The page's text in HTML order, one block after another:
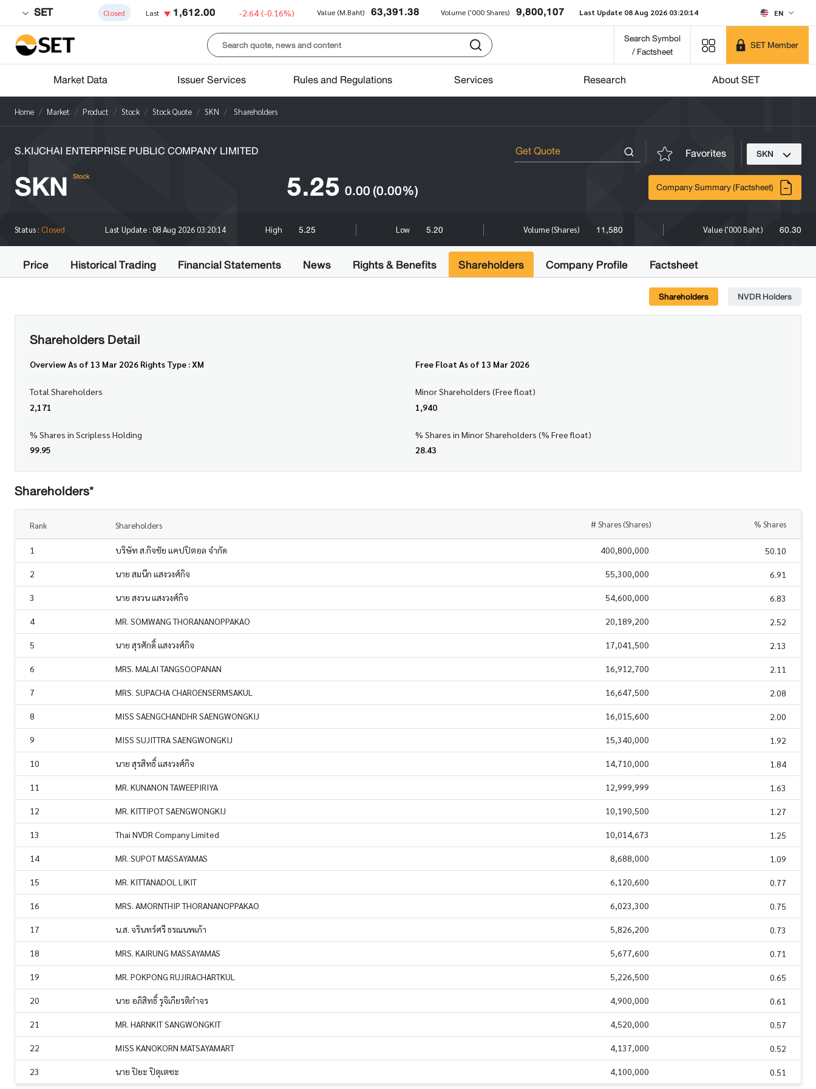
SET Closed Last 1,612.00 -2.64 (-0.16%) Value (M.Baht) 63,391.38 Volume ('000 Shares) 9,800,107 Last Update 08 Aug 2026 03:20:14 EN
Search Symbol
/ Factsheet
SET Member
Market Data Issuer Services Rules and Regulations Services Research About SET
Home Market Product Stock Stock Quote SKN Shareholders
S.KIJCHAI ENTERPRISE PUBLIC COMPANY LIMITED Favorites SKN
SKN Stock 5.25 0.00(0.00%) Company Summary (Factsheet)
Status : Closed Last Update : 08 Aug 2026 03:20:14 High 5.25 Low 5.20 Volume (Shares) 11,580 Value ('000 Baht) 60.30
Price Historical Trading Financial Statements News Rights & Benefits Shareholders Company Profile Factsheet
Shareholders NVDR Holders
Shareholders Detail
Overview As of 13 Mar 2026 Rights Type : XM Free Float As of 13 Mar 2026
Total Shareholders
2,171
Minor Shareholders (Free float)
1,940
% Shares in Scripless Holding
99.95
% Shares in Minor Shareholders (% Free float)
28.43
Shareholders*
Rank Shareholders # Shares (Shares) % Shares
1 บริษัท ส.กิจชัย แคปปิตอล จำกัด 400,800,000 50.10
2 นาย สมนึก แสงวงศ์กิจ 55,300,000 6.91
3 นาย สงวน แสงวงศ์กิจ 54,600,000 6.83
4 MR. SOMWANG THORANANOPPAKAO 20,189,200 2.52
5 นาย สุรศักดิ์ แสงวงศ์กิจ 17,041,500 2.13
6 MRS. MALAI TANGSOOPANAN 16,912,700 2.11
7 MRS. SUPACHA CHAROENSERMSAKUL 16,647,500 2.08
8 MISS SAENGCHANDHR SAENGWONGKIJ 16,015,600 2.00
9 MISS SUJITTRA SAENGWONGKIJ 15,340,000 1.92
10 นาย สุรสิทธิ์ แสงวงศ์กิจ 14,710,000 1.84
11 MR. KUNANON TAWEEPIRIYA 12,999,999 1.63
12 MR. KITTIPOT SAENGWONGKIJ 10,190,500 1.27
13 Thai NVDR Company Limited 10,014,673 1.25
14 MR. SUPOT MASSAYAMAS 8,688,000 1.09
15 MR. KITTANADOL LIKIT 6,120,600 0.77
16 MRS. AMORNTHIP THORANANOPPAKAO 6,023,300 0.75
17 น.ส. จรินทร์ศรี ธรณนพเก้า 5,826,200 0.73
18 MRS. KAIRUNG MASSAYAMAS 5,677,600 0.71
19 MR. POKPONG RUJIRACHARTKUL 5,226,500 0.65
20 นาย อภิสิทธิ์ รุจิเกียรติกำจร 4,900,000 0.61
21 MR. HARNKIT SANGWONGKIT 4,520,000 0.57
22 MISS KANOKORN MATSAYAMART 4,137,000 0.52
23 นาย ปิยะ ปิตุเตชะ 4,100,000 0.51